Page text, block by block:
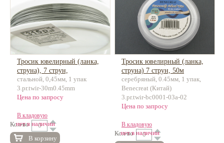
Тросик ювелирный (ланка,
струна), 7 струн,
нержавеющая сталь, 30м
стальной, 0,45мм, 1 упак
3.pr.twir-30m0.45mm
Цена по запросу
В кладовую
Кол-во
нет в наличии
В корзину
Тросик ювелирный (ланка,
струна) 7 струн, 50м
серебряный, 0.45мм, 1 упак,
Benecreat (Китай)
3.pr.twir-bc0001-03a-02
Цена по запросу
В кладовую
Кол-во
нет в наличии